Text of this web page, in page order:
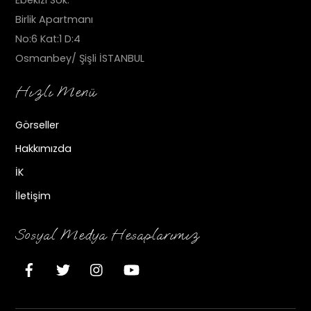
Birlik Apartmanı
No:6 Kat:1 D:4
Osmanbey/ Şişli İSTANBUL
Hızlı Menü
Görseller
Hakkımızda
İK
İletişim
Sosyal Medya Hesaplarımız